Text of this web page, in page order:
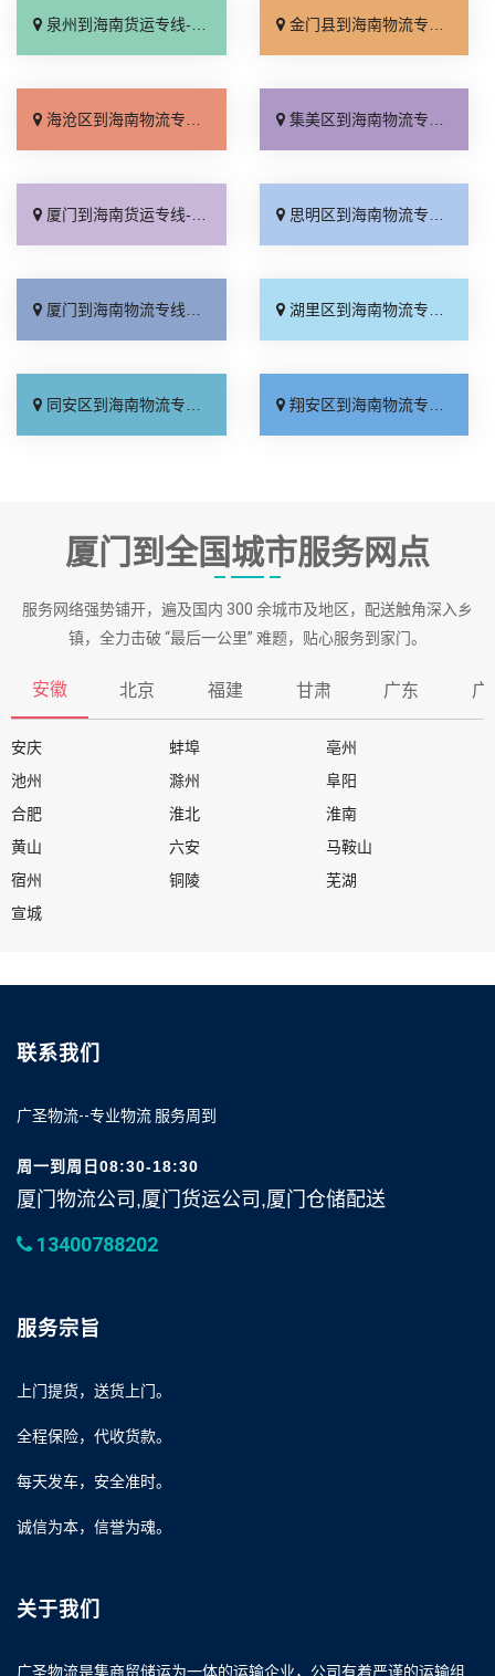
泉州到海南货运专线-泉州到海南物流公司_急你所需「不随意加价」 金门县到海南物流专线_价格实惠「急你所需」
海沧区到海南物流专线_直发全境「一站式托运」 集美区到海南物流专线_多久能到「价格透明」
厦门到海南货运专线-厦门到海南物流公司_托运放心「不随意加价」 思明区到海南物流专线_省事省心「市县派送」
厦门到海南物流专线_送货到门「多少公里」 湖里区到海南物流专线_一站直达「专业可靠」
同安区到海南物流专线_专业可靠「全境派送」 翔安区到海南物流专线_快运直达「门到门配送」
厦门到全国城市服务网点
服务网络强势铺开，遍及国内 300 余城市及地区，配送触角深入乡
镇，全力击破 “最后一公里” 难题，贴心服务到家门。
安徽 北京 福建 甘肃 广东 广
安庆 蚌埠
亳州
池州
滁州
阜阳
合肥
淮北
淮南
黄山
六安
马鞍山
宿州
铜陵
芜湖
宣城
联系我们
广圣物流--专业物流 服务周到
周一到周日08:30-18:30
厦门物流公司,厦门货运公司,厦门仓储配送
13400788202
服务宗旨
上门提货，送货上门。
全程保险，代收货款。
每天发车，安全准时。
诚信为本，信誉为魂。
关于我们
广圣物流是集商贸储运为一体的运输企业，公司有着严谨的运输组